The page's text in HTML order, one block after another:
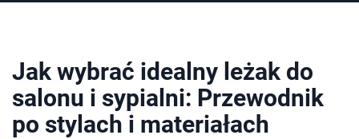
Jak wybrać idealny leżak do
salonu i sypialni: Przewodnik
po stylach i materiałach